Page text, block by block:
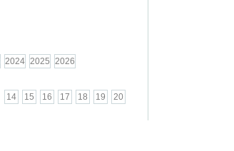
2024 2025 2026
14 15 16 17 18 19
20